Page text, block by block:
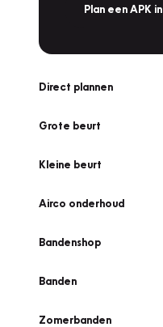
Plan een APK in
Direct plannen
Grote beurt
Kleine beurt
Airco onderhoud
Bandenshop
Banden
Zomerbanden